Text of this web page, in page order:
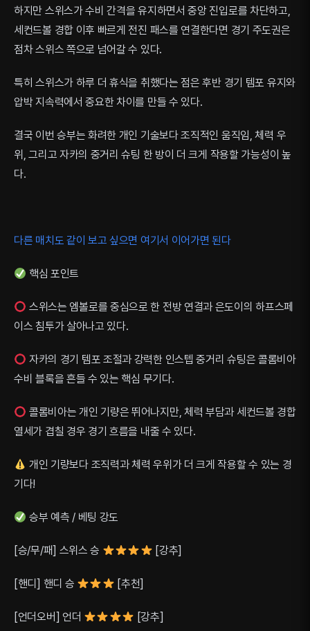
하지만 스위스가 수비 간격을 유지하면서 중앙 진입로를 차단하고,
세컨드볼 경합 이후 빠르게 전진 패스를 연결한다면 경기 주도권은
점차 스위스 쪽으로 넘어갈 수 있다.
특히 스위스가 하루 더 휴식을 취했다는 점은 후반 경기 템포 유지와
압박 지속력에서 중요한 차이를 만들 수 있다.
결국 이번 승부는 화려한 개인 기술보다 조직적인 움직임, 체력 우
위, 그리고 자카의 중거리 슈팅 한 방이 더 크게 작용할 가능성이 높
다.
다른 매치도 같이 보고 싶으면 여기서 이어가면 된다
핵심 포인트
스위스는 엠볼로를 중심으로 한 전방 연결과 은도이의 하프스페
이스 침투가 살아나고 있다.
자카의 경기 템포 조절과 강력한 인스텝 중거리 슈팅은 콜롬비아
수비 블록을 흔들 수 있는 핵심 무기다.
콜롬비아는 개인 기량은 뛰어나지만, 체력 부담과 세컨드볼 경합
열세가 겹칠 경우 경기 흐름을 내줄 수 있다.
개인 기량보다 조직력과 체력 우위가 더 크게 작용할 수 있는 경
기다!
승부 예측 / 베팅 강도
[승/무/패] 스위스 승 [강추]
[핸디] 핸디 승 [추천]
[언더오버] 언더 [강추]